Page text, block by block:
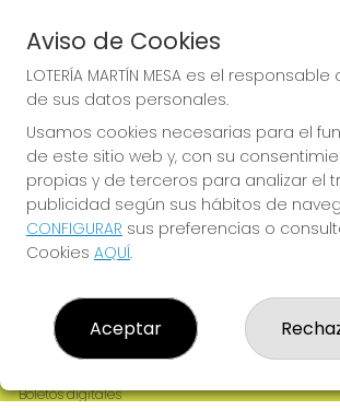
Imagen anterior
LOTERÍA MARTÍN MESA
Resultados
Contacto
Empresas
Boletos digitales
Aviso de Cookies
LOTERÍA MARTÍN MESA es el
de sus datos personales.
Usamos cookies necesarias para el
de este sitio web y, con su
propias y de terceros para analizar el
publicidad según sus hábitos de
CONFIGURAR sus preferencias o
Cookies AQUÍ.
Aceptar